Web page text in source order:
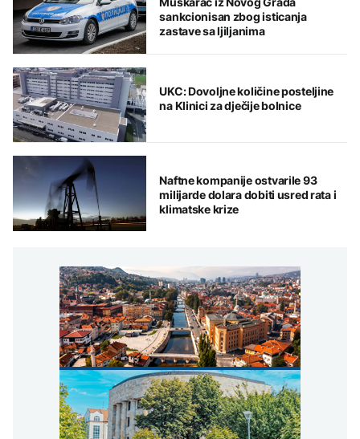
sankcionisan zbog isticanja
zastave sa ljiljanima
UKC: Dovoljne količine posteljine
na Klinici za dječije bolnice
Naftne kompanije ostvarile 93
milijarde dolara dobiti usred rata i
klimatske krize